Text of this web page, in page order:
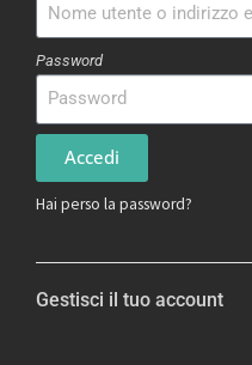
Password
Accedi
Hai perso la password?
Gestisci il tuo account